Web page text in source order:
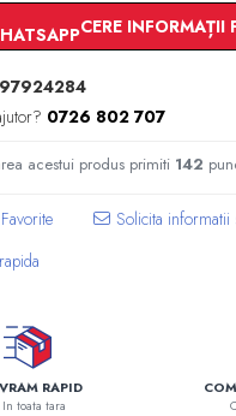
inundatie
termica
tensiune
apa calda
apa calda
nepresurizate
inox si fitinguri panouri
panouri solare
lemn
CERE INFORMAȚII
97924284
0726 802 707
acestui produs primiti 142
RAPID
In toata tara